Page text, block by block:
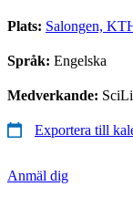
Plats: Salongen,
Språk: Engelska
Medverkande:
Exportera till
Anmäl dig